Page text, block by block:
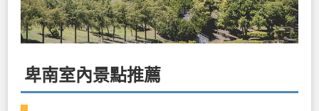
卑南室內景點推薦